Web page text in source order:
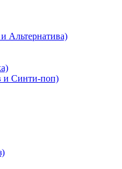
Альтернатива)
и Синти-поп)